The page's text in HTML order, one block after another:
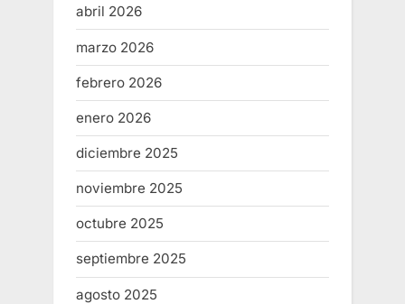
abril 2026
marzo 2026
febrero 2026
enero 2026
diciembre 2025
noviembre 2025
octubre 2025
septiembre 2025
agosto 2025